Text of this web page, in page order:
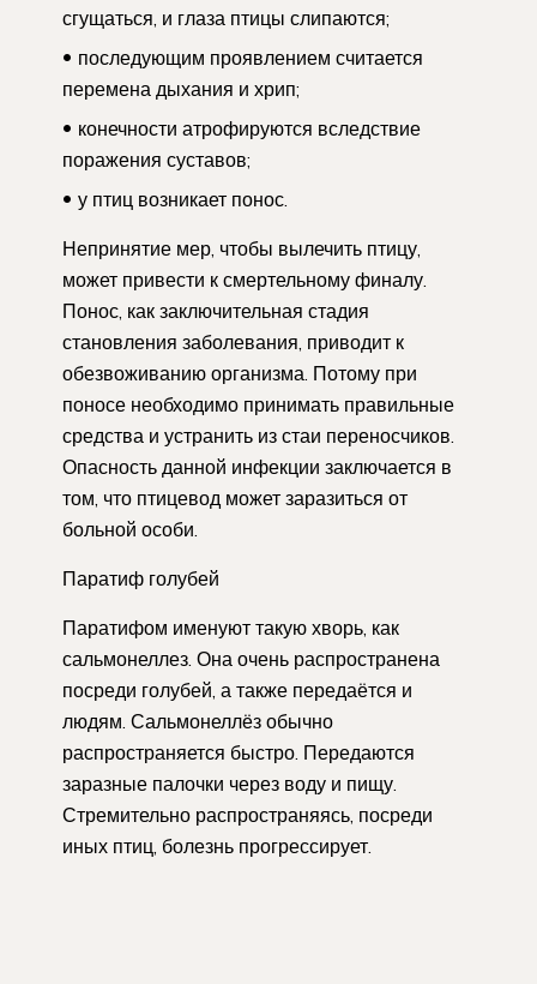
сгущаться, и глаза птицы слипаются;
последующим проявлением считается
перемена дыхания и хрип;
конечности атрофируются вследствие
поражения суставов;
у птиц возникает понос.
Непринятие мер, чтобы вылечить птицу,
может привести к смертельному финалу.
Понос, как заключительная стадия
становления заболевания, приводит к
обезвоживанию организма. Потому при
поносе необходимо принимать правильные
средства и устранить из стаи переносчиков.
Опасность данной инфекции заключается в
том, что птицевод может заразиться от
больной особи.
Паратиф голубей
Паратифом именуют такую хворь, как
сальмонеллез. Она очень распространена
посреди голубей, а также передаётся и
людям. Сальмонеллёз обычно
распространяется быстро. Передаются
заразные палочки через воду и пищу.
Стремительно распространяясь, посреди
иных птиц, болезнь прогрессирует.